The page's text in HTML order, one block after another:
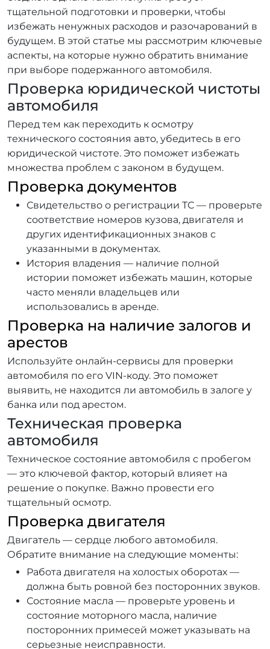
тщательной подготовки и проверки, чтобы
избежать ненужных расходов и разочарований в
будущем. В этой статье мы рассмотрим ключевые
аспекты, на которые нужно обратить внимание
при выборе подержанного автомобиля.
Проверка юридической чистоты
автомобиля
Перед тем как переходить к осмотру
технического состояния авто, убедитесь в его
юридической чистоте. Это поможет избежать
множества проблем с законом в будущем.
Проверка документов
Свидетельство о регистрации ТС — проверьте
соответствие номеров кузова, двигателя и
других идентификационных знаков с
указанными в документах.
История владения — наличие полной
истории поможет избежать машин, которые
часто меняли владельцев или
использовались в аренде.
Проверка на наличие залогов и
арестов
Используйте онлайн-сервисы для проверки
автомобиля по его VIN-коду. Это поможет
выявить, не находится ли автомобиль в залоге у
банка или под арестом.
Техническая проверка
автомобиля
Техническое состояние автомобиля с пробегом
— это ключевой фактор, который влияет на
решение о покупке. Важно провести его
тщательный осмотр.
Проверка двигателя
Двигатель — сердце любого автомобиля.
Обратите внимание на следующие моменты:
Работа двигателя на холостых оборотах —
должна быть ровной без посторонних звуков.
Состояние масла — проверьте уровень и
состояние моторного масла, наличие
посторонних примесей может указывать на
серьезные неисправности.